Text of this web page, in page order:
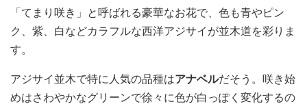
「てまり咲き」と呼ばれる豪華なお花で、色も青やピン
ク、紫、白などカラフルな西洋アジサイが並木道を彩りま
す。
アジサイ並木で特に人気の品種はアナベルだそう。咲き始
めはさわやかなグリーンで徐々に色が白っぽく変化するの